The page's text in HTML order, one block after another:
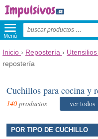
Menú
Inicio › Repostería ›
repostería
Cuchillos para cocina y
140productos ver todos
POR TIPO DE CUCHILLO